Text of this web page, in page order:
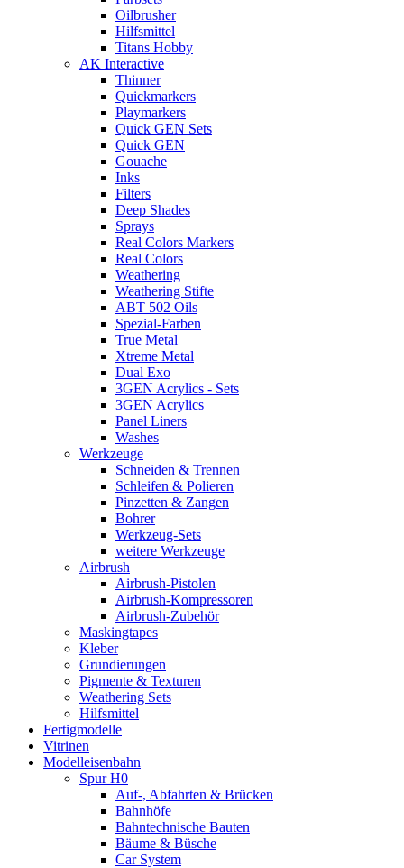
Oilbrusher
Hilfsmittel
Titans Hobby
AK Interactive
Thinner
Quickmarkers
Playmarkers
Quick GEN Sets
Quick GEN
Gouache
Inks
Filters
Deep Shades
Sprays
Real Colors Markers
Real Colors
Weathering
Weathering Stifte
ABT 502 Oils
Spezial-Farben
True Metal
Xtreme Metal
Dual Exo
3GEN Acrylics - Sets
3GEN Acrylics
Panel Liners
Washes
Werkzeuge
Schneiden & Trennen
Schleifen & Polieren
Pinzetten & Zangen
Bohrer
Werkzeug-Sets
weitere Werkzeuge
Airbrush
Airbrush-Pistolen
Airbrush-Kompressoren
Airbrush-Zubehör
Maskingtapes
Kleber
Grundierungen
Pigmente & Texturen
Weathering Sets
Hilfsmittel
Fertigmodelle
Vitrinen
Modelleisenbahn
Spur H0
Auf-, Abfahrten & Brücken
Bahnhöfe
Bahntechnische Bauten
Bäume & Büsche
Car System